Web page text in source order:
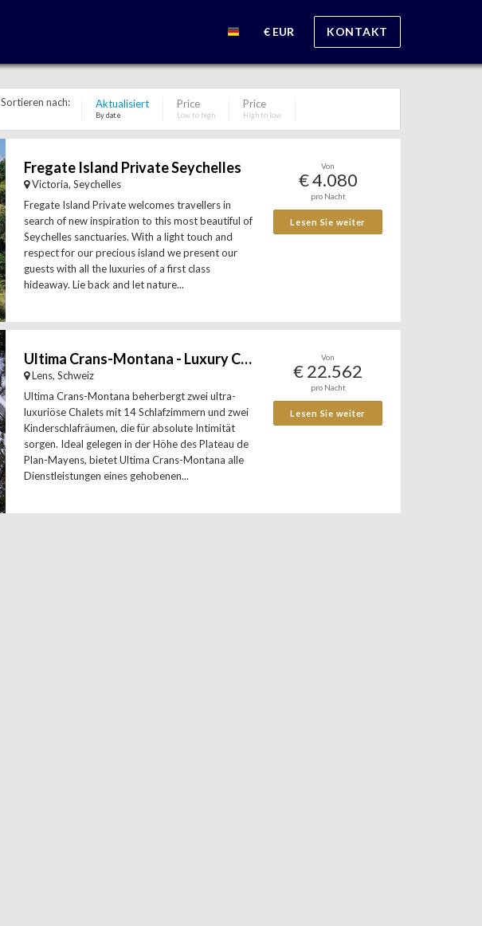
€ EUR KONTAKT
Sortieren nach: Aktualisiert
By date
Price
Low to high
Price
High to low
Fregate Island Private Seychelles
Victoria, Seychelles
Fregate Island Private welcomes travellers in
search of new inspiration to this most beautiful of
Seychelles sanctuaries. With a light touch and
respect for our precious island we present our
guests with all the luxuries of a first class
hideaway. Lie back and let nature...
Von
€ 4.080
pro Nacht
Lesen Sie weiter
Ultima Crans-Montana - Luxury Chalets in the Swiss Alps
Lens, Schweiz
Ultima Crans-Montana beherbergt zwei ultra-
luxuriöse Chalets mit 14 Schlafzimmern und zwei
Kinderschlafräumen, die für absolute Intimität
sorgen. Ideal gelegen in der Höhe des Plateau de
Plan-Mayens, bietet Ultima Crans-Montana alle
Dienstleistungen eines gehobenen...
Von
€ 22.562
pro Nacht
Lesen Sie weiter